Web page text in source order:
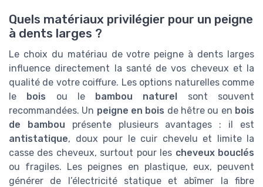
Quels matériaux privilégier pour un peigne
à dents larges ?
Le choix du matériau de votre peigne à dents larges
influence directement la santé de vos cheveux et la
qualité de votre coiffure. Les options naturelles comme
le bois ou le bambou naturel sont souvent
recommandées. Un peigne en bois de hêtre ou en bois
de bambou présente plusieurs avantages : il est
antistatique, doux pour le cuir chevelu et limite la
casse des cheveux, surtout pour les cheveux bouclés
ou fragiles. Les peignes en plastique, eux, peuvent
générer de l’électricité statique et abîmer la fibre